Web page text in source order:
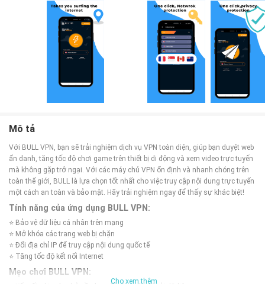
Mô tả
Với BULL VPN, bạn sẽ trải nghiệm dịch vụ VPN toàn diện, giúp bạn duyệt web
ẩn danh, tăng tốc độ chơi game trên thiết bị di động và xem video trực tuyến
mà không gặp trở ngại. Với các máy chủ VPN ổn định và nhanh chóng trên
toàn thế giới, BULL là lựa chọn tốt nhất cho việc truy cập nội dung trực tuyến
một cách an toàn và bảo mật. Hãy trải nghiệm ngay để thấy sự khác biệt!
Tính năng của ứng dụng BULL VPN:
⭐ Bảo vệ dữ liệu cá nhân trên mạng
⭐ Mở khóa các trang web bị chặn
⭐ Đổi địa chỉ IP để truy cập nội dung quốc tế
⭐ Tăng tốc độ kết nối Internet
Mẹo chơi BULL VPN:
Cho xem thêm